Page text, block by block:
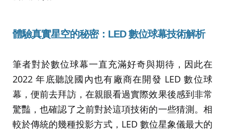
體驗真實星空的秘密： LED數位球幕技術解析
筆者對於數位球幕一直充滿好奇與期待，因此在
2022 年底聽說國內也有廠商在開發 LED 數位球
幕，便前去拜訪，在親眼看過實際效果後感到非常
驚豔，也確認了之前對於這項技術的一些猜測。相
較於傳統的幾種投影方式，LED 數位星象儀最大的